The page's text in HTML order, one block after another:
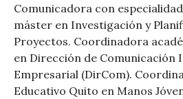
Comunicadora con
máster en Investigación y
Proyectos. Coordinadora
en Dirección de Comunicación
Empresarial (DirCom).
Educativo Quito en Manos